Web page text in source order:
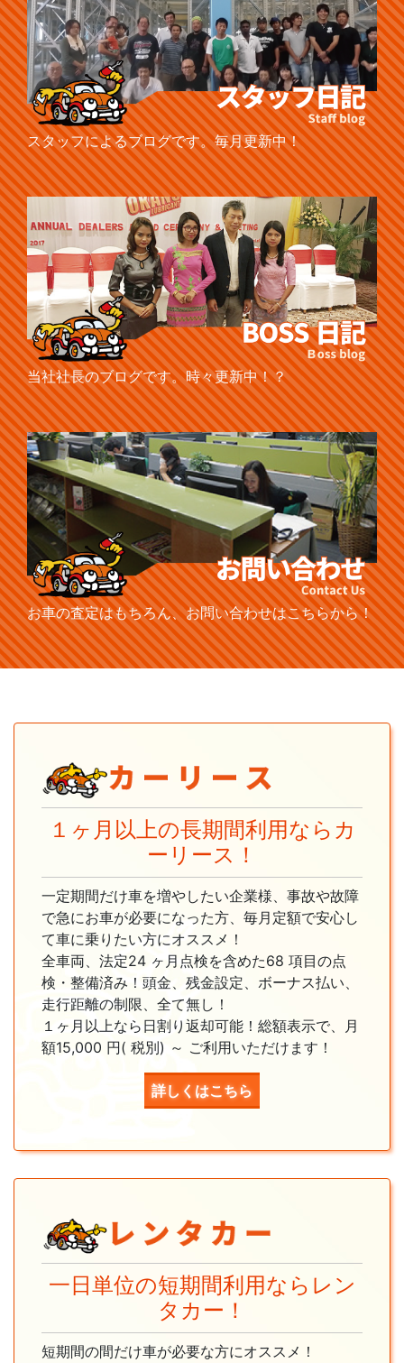
スタッフによるブログです。毎月更新中！
当社社長のブログです。時々更新中！？
お車の査定はもちろん、お問い合わせはこちらから！
１ヶ月以上の長期間利用ならカ
ーリース！
一定期間だけ車を増やしたい企業様、事故や故障
で急にお車が必要になった方、毎月定額で安心し
て車に乗りたい方にオススメ！
全車両、法定24 ヶ月点検を含めた68 項目の点
検・整備済み！頭金、残金設定、ボーナス払い、
走行距離の制限、全て無し！
１ヶ月以上なら日割り返却可能！総額表示で、月
額15,000 円( 税別) ～ ご利用いただけます！
詳しくはこちら
一日単位の短期間利用ならレン
タカー！
短期間の間だけ車が必要な方にオススメ！